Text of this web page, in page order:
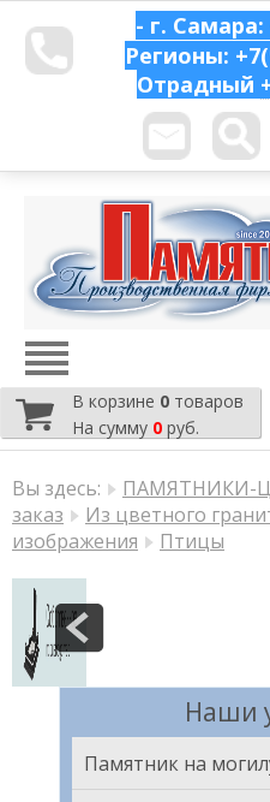
- г. Самара:
Регионы:
Отрадный
В корзине 0 товаров
На сумму 0 руб.
Вы здесь: ПАМЯТНИКИ-
заказ
Из цветного
изображения
Птицы
Наши
Памятник на